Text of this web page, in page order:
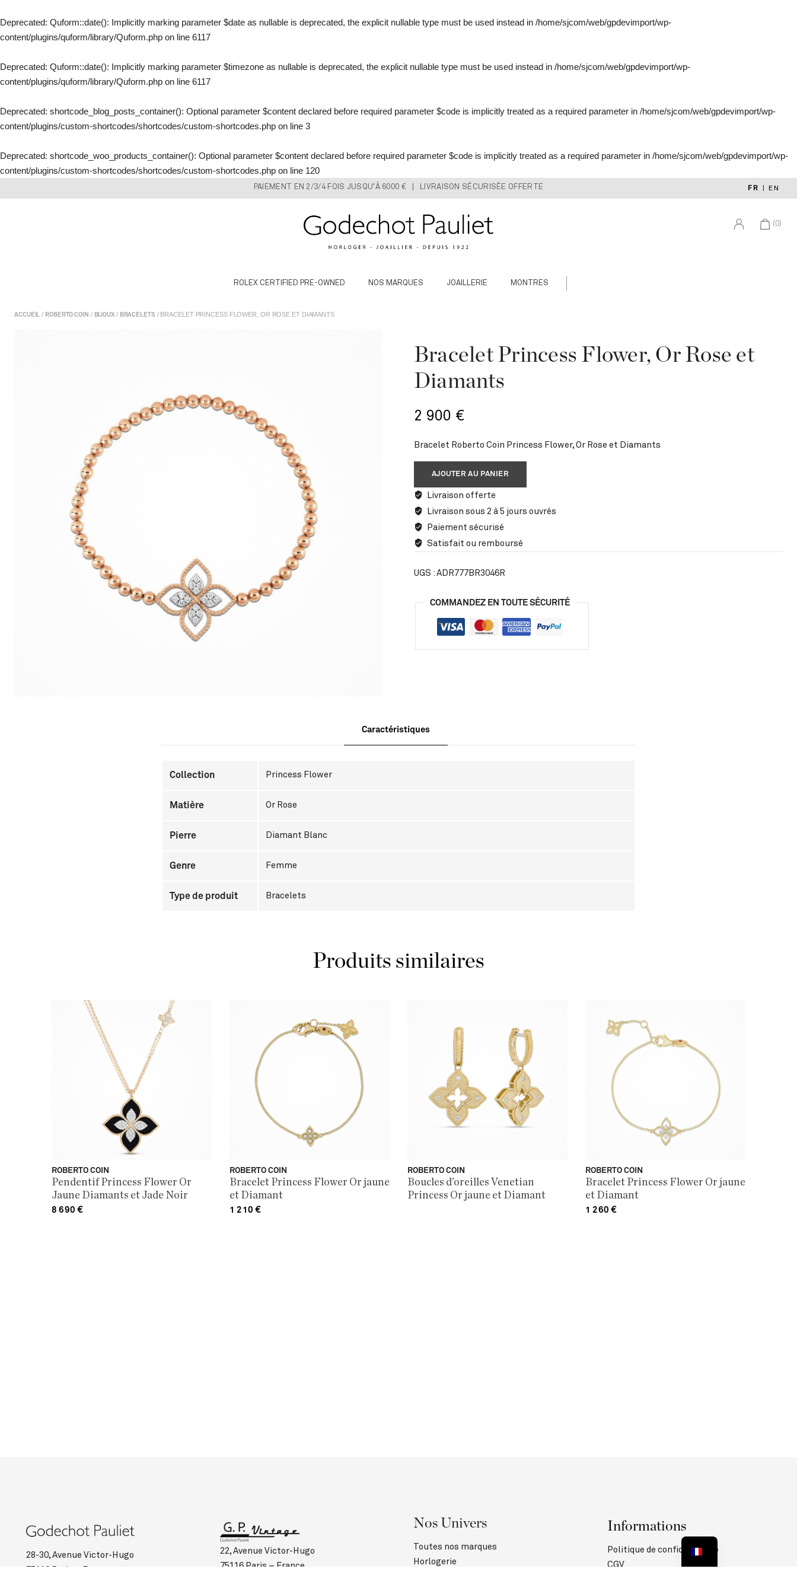
Deprecated: Quform::date(): Implicitly marking parameter $date as nullable is deprecated, the explicit nullable type must be used instead in /home/sjcom/web/gpdevimport/wp-
content/plugins/quform/library/Quform.php on line 6117
Deprecated: Quform::date(): Implicitly marking parameter $timezone as nullable is deprecated, the explicit nullable type must be used instead in /home/sjcom/web/gpdevimport/wp-
content/plugins/quform/library/Quform.php on line 6117
Deprecated: shortcode_blog_posts_container(): Optional parameter $content declared before required parameter $code is implicitly treated as a required parameter in /home/sjcom/web/gpdevimport/wp-
content/plugins/custom-shortcodes/shortcodes/custom-shortcodes.php on line 3
Deprecated: shortcode_woo_products_container(): Optional parameter $content declared before required parameter $code is implicitly treated as a required parameter in /home/sjcom/web/gpdevimport/wp-
content/plugins/custom-shortcodes/shortcodes/custom-shortcodes.php on line 120
to
PAIEMENT EN 2/3/4 FOIS JUSQU'À 6000 € | LIVRAISON SÉCURISÉE OFFERTE FR EN
(0)
ROLEX CERTIFIED PRE-OWNED NOS MARQUES JOAILLERIE MONTRES
ACCUEIL / ROBERTO COIN / BIJOUX/ BRACELETS / BRACELET PRINCESS FLOWER, OR ROSE ET DIAMANTS
Bracelet Princess Flower, Or Rose et
Diamants
2 900 €
Bracelet Roberto Coin Princess Flower, Or Rose et Diamants
AJOUTER AU PANIER
Livraison offerte
Livraison sous 2 à 5 jours ouvrés
Paiement sécurisé
Satisfait ou remboursé
UGS : ADR777BR3046R
COMMANDEZ EN TOUTE SÉCURITÉ
Caractéristiques
Collection Princess Flower
Matière Or Rose
Pierre Diamant Blanc
Genre Femme
Type de produit Bracelets
Produits similaires
Pendentif Princess Flower Or
Jaune Diamants et Jade Noir
ROBERTO COIN
8 690€
Bracelet Princess Flower Or jaune
et Diamant
ROBERTO COIN
1 210€
Boucles d’oreilles Venetian
Princess Or jaune et Diamant
ROBERTO COIN
Bracelet Princess Flower Or jaune
et Diamant
ROBERTO COIN
1 260€
28-30, Avenue Victor-Hugo
22, Avenue Victor-Hugo
75116 Paris – France
Nos Univers
Toutes nos marques
Horlogerie
Informations
Politique de confidentialité
CGV